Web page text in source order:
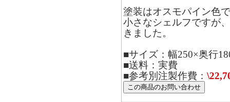
塗装はオスモパイン色
小さなシェルフですが
きました。
■サイズ：幅250×奥行
■送料：実費
■参考別注製作費：